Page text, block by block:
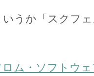
いうか「スクフ
ム・ソフトウ